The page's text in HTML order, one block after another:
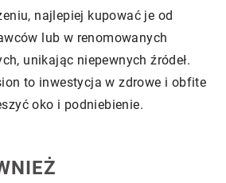
najlepiej kupować je od
lub w renomowanych
unikając niepewnych źródeł.
to inwestycja w zdrowe i obfite
oko i podniebienie.